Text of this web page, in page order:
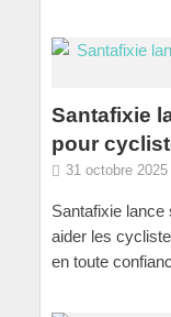
Santafixie
pour
31 octobre 2025
Santafixie lance
aider les
en toute